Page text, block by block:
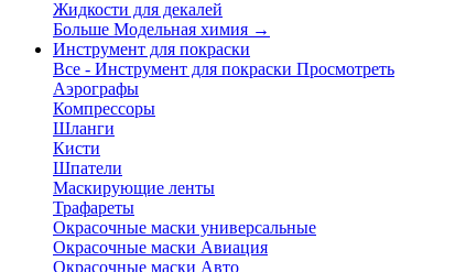
Жидкости для декалей
Больше Модельная химия →
Инструмент для покраски
Все - Инструмент для покраски Просмотреть
Аэрографы
Компрессоры
Шланги
Кисти
Шпатели
Маскирующие ленты
Трафареты
Окрасочные маски универсальные
Окрасочные маски Авиация
Окрасочные маски Авто